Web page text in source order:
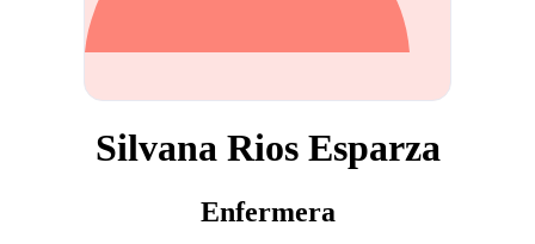
Silvana Rios Esparza
Enfermera